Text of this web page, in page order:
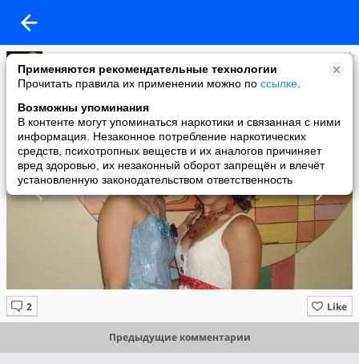
Применяются рекомендательные технологии
Прочитать правила их применении можно по ссылке
Возможны упоминания
В контенте могут упоминаться наркотики и связанная с ними
информация. Незаконное потребление наркотических
средств, психотропных веществ и их аналогов причиняет
вред здоровью, их незаконный оборот запрещён и влечёт
установленную законодательством ответственность
Маринка....))
added a photo
17 Jun в 11:25
Like
Предыдущие комментарии